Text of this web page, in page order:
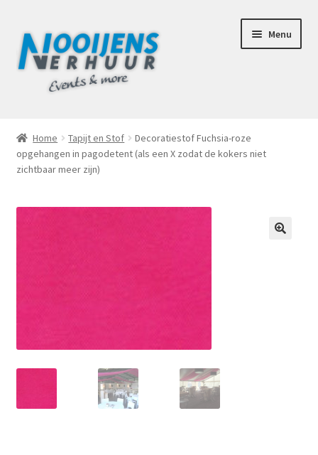
door
naar
navigatie
naar
de
Menu
Afhaalbox Tilburg
Home Tapijt en Stof
Decoratiestof Fuchsia-roze
opgehangen in pagodetent (als een X zodat de kokers niet
zichtbaar meer zijn)